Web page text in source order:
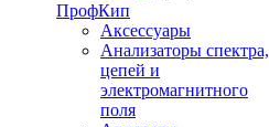
ПрофКип
Аксессуары
Анализаторы спектра,
цепей и
электромагнитного
поля